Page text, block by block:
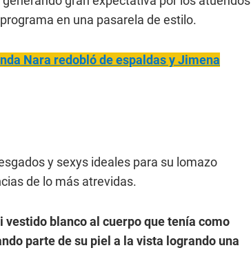
en una pasarela de estilo.
Nara redobló de espaldas y Jimena
y sexys ideales para su lomazo
de lo más atrevidas.
vestido blanco al cuerpo que tenía como
parte de su piel a la vista logrando una